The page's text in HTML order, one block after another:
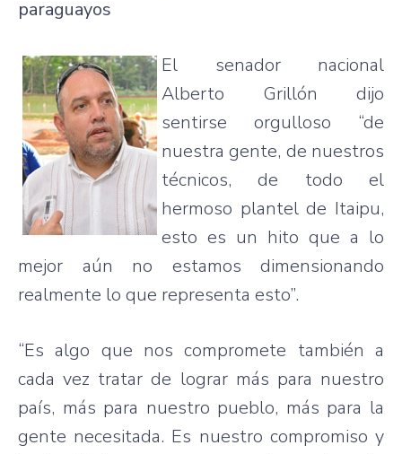
paraguayos
El senador nacional
Alberto Grillón dijo
sentirse orgulloso “de
nuestra gente, de nuestros
técnicos, de todo el
hermoso plantel de Itaipu,
esto es un hito que a lo
mejor aún no estamos dimensionando
realmente lo que representa esto”.
“Es algo que nos compromete también a
cada vez tratar de lograr más para nuestro
país, más para nuestro pueblo, más para la
gente necesitada. Es nuestro compromiso y